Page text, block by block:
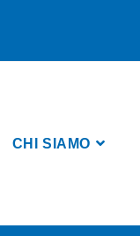
CHI SIAMO